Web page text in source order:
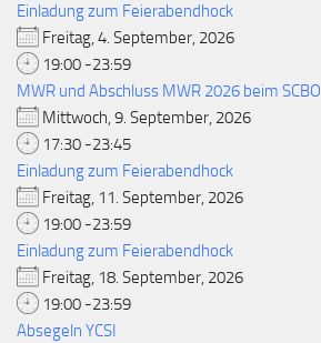
Einladung zum Feierabendhock
Freitag, 4. September, 2026
19:00 -23:59
MWR und Abschluss MWR 2026 beim SCBO
Mittwoch, 9. September, 2026
17:30 -23:45
Einladung zum Feierabendhock
Freitag, 11. September, 2026
19:00 -23:59
Einladung zum Feierabendhock
Freitag, 18. September, 2026
19:00 -23:59
Absegeln YCSI